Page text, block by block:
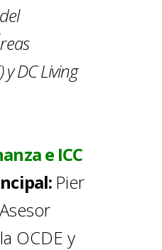
y DC Living
e ICC
Pier
OCDE y